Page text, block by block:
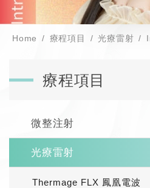
Home 療程項目 光療雷射
療程項目
微整注射
光療雷射
Thermage FLX 鳳凰電波